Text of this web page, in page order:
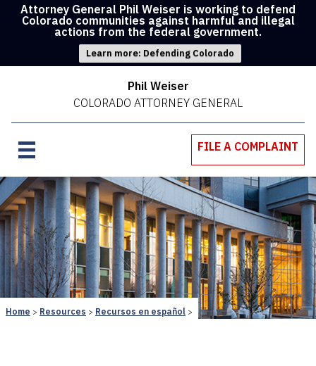
Attorney General Phil Weiser is working to defend
Colorado communities against harmful and illegal
actions from the federal government.
Learn more: Defending Colorado
Phil Weiser
COLORADO ATTORNEY GENERAL
FILE A COMPLAINT
Home Resources Recursos en español